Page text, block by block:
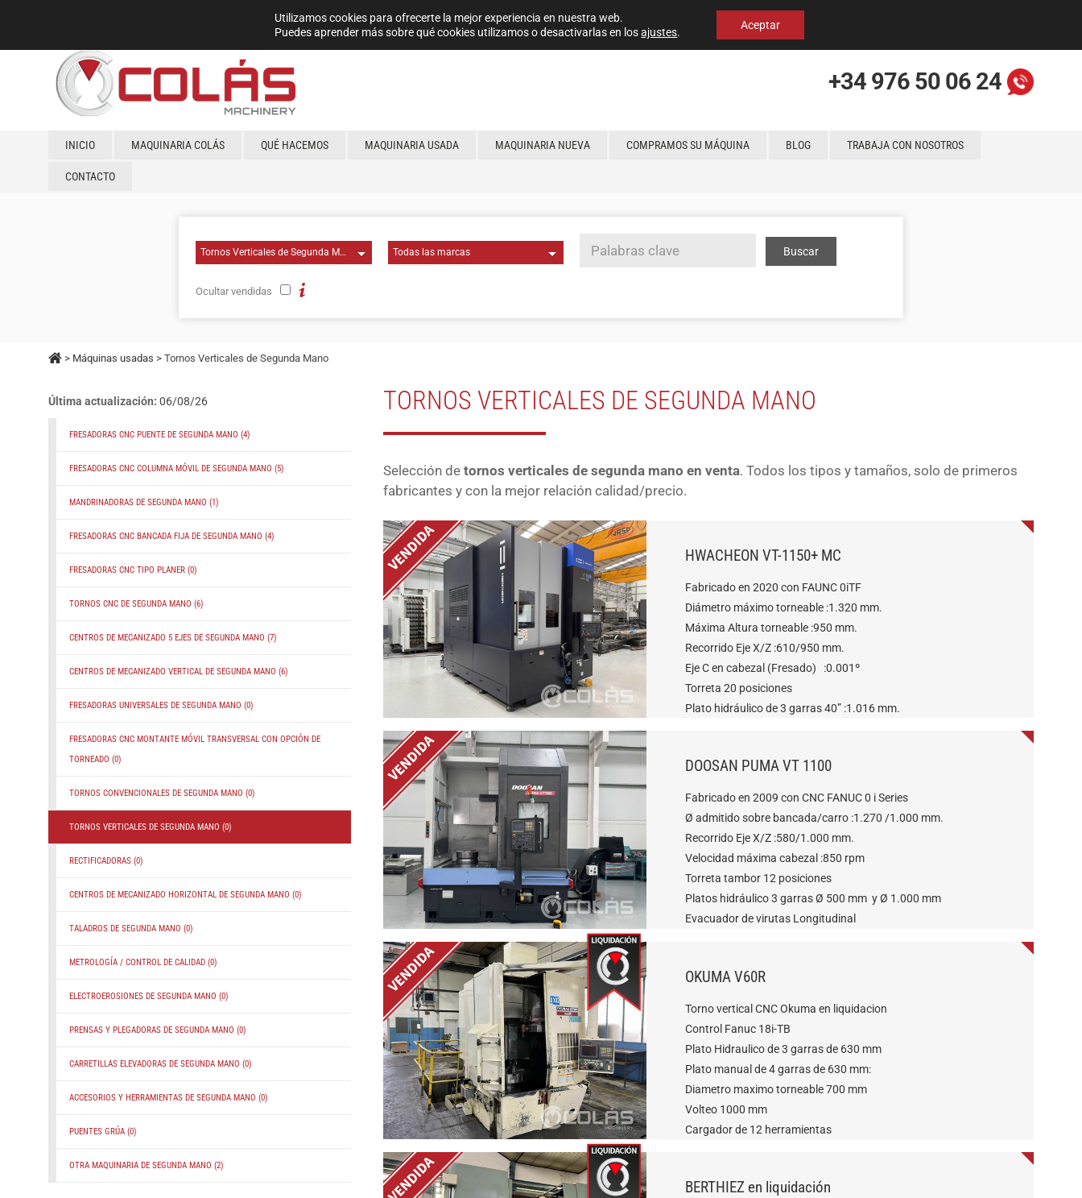
+34 976 50 06 24
INICIO MAQUINARIA COLÁS QUÉ HACEMOS MAQUINARIA USADA MAQUINARIA NUEVA COMPRAMOS SU MÁQUINA BLOG TRABAJA CON NOSOTROS
CONTACTO
Ocultar vendidas
> Máquinas usadas > Tornos Verticales de Segunda Mano
TORNOS VERTICALES DE SEGUNDA MANO
Selección detornos verticales de segunda mano en venta. Todos los tipos y tamaños, solo de primeros
fabricantes y con la mejor relación calidad/precio.
HWACHEON VT-1150+ MC
Fabricado en 2020 con FAUNC 0iTF
Diámetro máximo torneable :1.320 mm.
Máxima Altura torneable :950 mm.
Recorrido Eje X/Z :610/950 mm.
Eje C en cabezal (Fresado) :0.001º
Torreta 20 posiciones
Plato hidráulico de 3 garras 40” :1.016 mm.
DOOSAN PUMA VT 1100
Fabricado en 2009 con CNC FANUC 0 i Series
Ø admitido sobre bancada/carro :1.270 /1.000 mm.
Recorrido Eje X/Z :580/1.000 mm.
Velocidad máxima cabezal :850 rpm
Torreta tambor 12 posiciones
Platos hidráulico 3 garras Ø 500 mm y Ø 1.000 mm
Evacuador de virutas Longitudinal
OKUMA V60R
Torno vertical CNC Okuma en liquidacion
Control Fanuc 18i-TB
Plato Hidraulico de 3 garras de 630 mm
Plato manual de 4 garras de 630 mm:
Diametro maximo torneable 700 mm
Volteo 1000 mm
Cargador de 12 herramientas
BERTHIEZ en liquidación
Última actualización: 06/08/26
FRESADORAS CNC PUENTE DE SEGUNDA MANO (4)
FRESADORAS CNC COLUMNA MÓVIL DE SEGUNDA MANO (5)
MANDRINADORAS DE SEGUNDA MANO (1)
FRESADORAS CNC BANCADA FIJA DE SEGUNDA MANO (4)
FRESADORAS CNC TIPO PLANER (0)
TORNOS CNC DE SEGUNDA MANO (6)
CENTROS DE MECANIZADO 5 EJES DE SEGUNDA MANO (7)
CENTROS DE MECANIZADO VERTICAL DE SEGUNDA MANO (6)
FRESADORAS UNIVERSALES DE SEGUNDA MANO (0)
FRESADORAS CNC MONTANTE MÓVIL TRANSVERSAL CON OPCIÓN DE
TORNEADO (0)
TORNOS CONVENCIONALES DE SEGUNDA MANO (0)
TORNOS VERTICALES DE SEGUNDA MANO (0)
RECTIFICADORAS (0)
CENTROS DE MECANIZADO HORIZONTAL DE SEGUNDA MANO (0)
TALADROS DE SEGUNDA MANO (0)
METROLOGÍA / CONTROL DE CALIDAD (0)
ELECTROEROSIONES DE SEGUNDA MANO (0)
PRENSAS Y PLEGADORAS DE SEGUNDA MANO (0)
CARRETILLAS ELEVADORAS DE SEGUNDA MANO (0)
ACCESORIOS Y HERRAMIENTAS DE SEGUNDA MANO (0)
PUENTES GRÚA (0)
OTRA MAQUINARIA DE SEGUNDA MANO (2)
Utilizamos cookies para ofrecerte la mejor experiencia en nuestra web.
Puedes aprender más sobre qué cookies utilizamos o desactivarlas en losajustes.
Aceptar